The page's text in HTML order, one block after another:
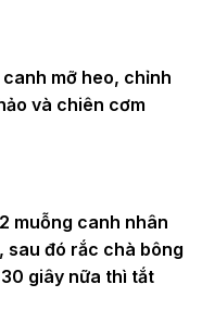
mỡ heo, chỉnh
và chiên cơm
muỗng canh nhân
sau đó rắc chà bông
giây nữa thì tắt